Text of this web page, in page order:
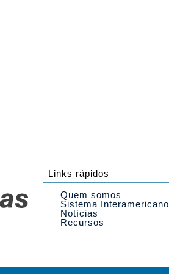
Links rápidos
Quem somos
Sistema Interamericano
Notícias
Recursos